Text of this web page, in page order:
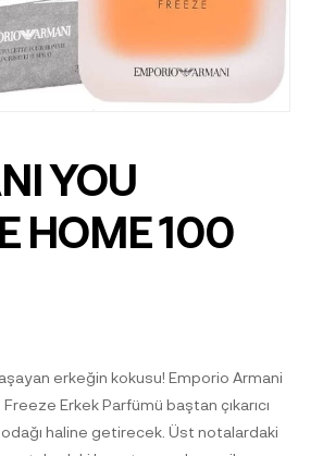
YOU
HOME 100
erkeğin kokusu! Emporio Armani
Erkek Parfümü baştan çıkarıcı
haline getirecek. Üst notalardaki